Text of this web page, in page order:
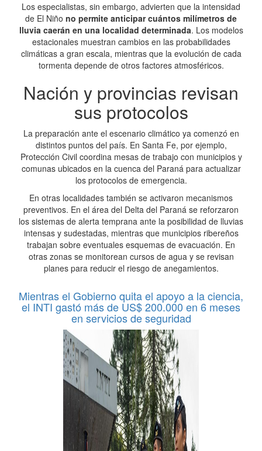
Los especialistas, sin embargo, advierten que la intensidad
de El Niño no permite anticipar cuántos milímetros de
lluvia caerán en una localidad determinada. Los modelos
estacionales muestran cambios en las probabilidades
climáticas a gran escala, mientras que la evolución de cada
tormenta depende de otros factores atmosféricos.
Nación y provincias revisan
sus protocolos
La preparación ante el escenario climático ya comenzó en
distintos puntos del país. En Santa Fe, por ejemplo,
Protección Civil coordina mesas de trabajo con municipios y
comunas ubicados en la cuenca del Paraná para actualizar
los protocolos de emergencia.
En otras localidades también se activaron mecanismos
preventivos. En el área del Delta del Paraná se reforzaron
los sistemas de alerta temprana ante la posibilidad de lluvias
intensas y sudestadas, mientras que municipios ribereños
trabajan sobre eventuales esquemas de evacuación. En
otras zonas se monitorean cursos de agua y se revisan
planes para reducir el riesgo de anegamientos.
Mientras el Gobierno quita el apoyo a la ciencia,
el INTI gastó más de US$ 200.000 en 6 meses
en servicios de seguridad